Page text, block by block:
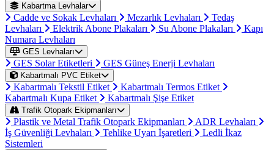
Kabartma Levhalar
Cadde ve Sokak Levhaları Mezarlık Levhaları
Tedaş
Levhaları
Elektrik Abone Plakaları Su Abone Plakaları
Kapı
Numara Levhaları
GES Levhaları
GES Solar Etiketleri GES Güneş Enerji Levhaları
Kabartmalı PVC Etiket
Kabartmalı Tekstil Etiket
Kabartmalı Termos Etiket
Kabartmalı Kupa Etiket
Kabartmalı Şişe Etiket
Trafik Otopark Ekipmanları
Plastik ve Metal Trafik Otopark Ekipmanları
ADR Levhaları
İş Güvenliği Levhaları
Tehlike Uyarı İşaretleri
Ledli İkaz
Sistemleri